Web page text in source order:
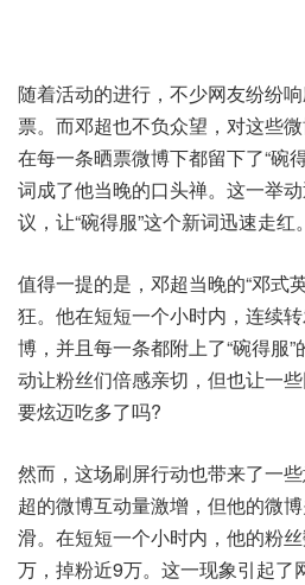
随着活动的进行，不少网友纷纷
票。而邓超也不负众望，对这些
在每一条晒票微博下都留下了“碗
词成了他当晚的口头禅。这一举
议，让“碗得服”这个新词迅速走红。
值得一提的是，邓超当晚的“邓式
狂。他在短短一个小时内，连续
博，并且每一条都附上了“碗得服
动让粉丝们倍感亲切，但也让一
要炫迈吃多了吗?
然而，这场刷屏行动也带来了一
超的微博互动量激增，但他的微
滑。在短短一个小时内，他的粉
万，掉粉近9万。这一现象引起了